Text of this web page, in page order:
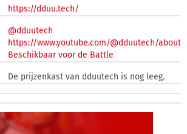
https://dduu.tech/
@dduutech
https://www.youtube.com/@dduutech/about
Beschikbaar voor de Battle
De prijzenkast van dduutech is nog leeg.